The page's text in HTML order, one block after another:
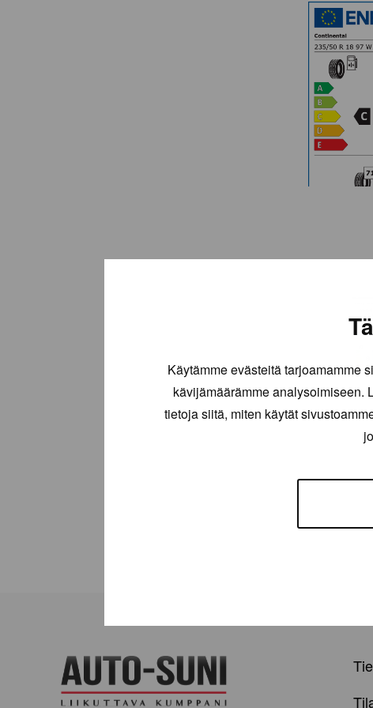
Käytämme evästeitä tarjoamamme
kävijämäärämme analysoimiseen.
tietoja siitä, miten käytät